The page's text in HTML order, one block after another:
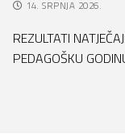
14. SRPNJA 2026.
REZULTATI
PEDAGOŠKU